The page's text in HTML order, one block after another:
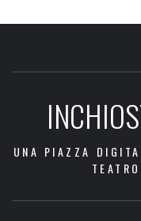
UNA PIAZZA